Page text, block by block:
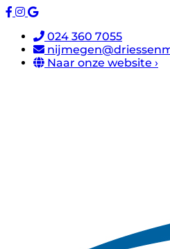
024 360 7055
Naar onze website ›